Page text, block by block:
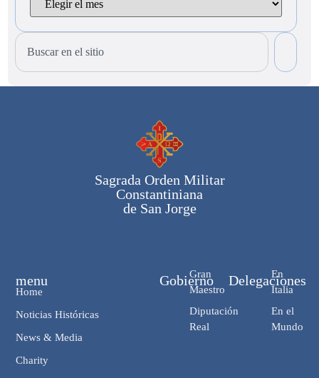
Sagrada Orden Militar
Constantiniana
de San Jorge
Gobierno
Gran
Maestro
Diputación
Real
Delegaciones
En
Italia
En el
Mundo
menu
Home
Noticias Históricas
News & Media
Charity